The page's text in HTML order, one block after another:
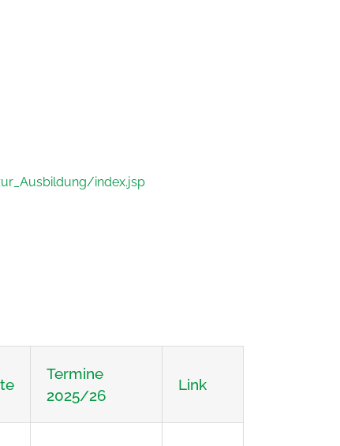
index.jsp
Termine
2025/26
Link